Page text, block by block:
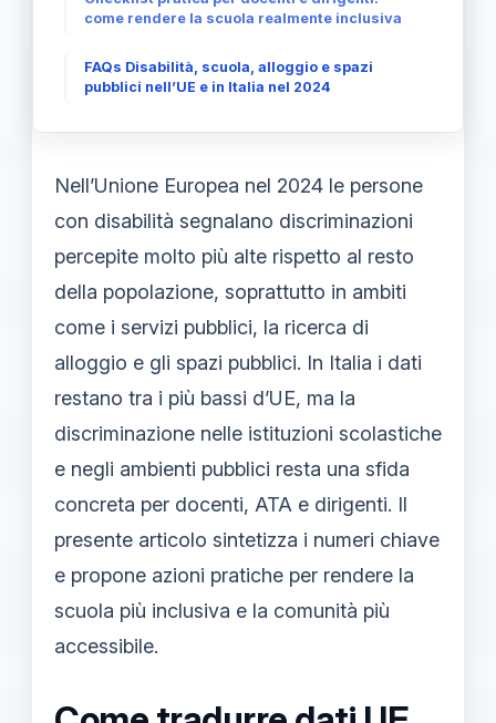
come rendere la scuola realmente inclusiva
FAQs Disabilità, scuola, alloggio e spazi
pubblici nell’UE e in Italia nel 2024
Nell’Unione Europea nel 2024 le persone
con disabilità segnalano discriminazioni
percepite molto più alte rispetto al resto
della popolazione, soprattutto in ambiti
come i servizi pubblici, la ricerca di
alloggio e gli spazi pubblici. In Italia i dati
restano tra i più bassi d’UE, ma la
discriminazione nelle istituzioni scolastiche
e negli ambienti pubblici resta una sfida
concreta per docenti, ATA e dirigenti. Il
presente articolo sintetizza i numeri chiave
e propone azioni pratiche per rendere la
scuola più inclusiva e la comunità più
accessibile.